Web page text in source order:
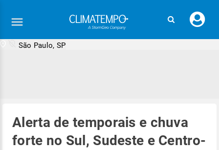
seu
São Paulo, SP
Alerta de temporais e chuva
forte no Sul, Sudeste e Centro-